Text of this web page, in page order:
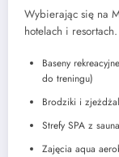
Wybierając się na
hotelach i
Baseny
do treningu)
Brodziki i
Strefy SPA z
Zajęcia aqua